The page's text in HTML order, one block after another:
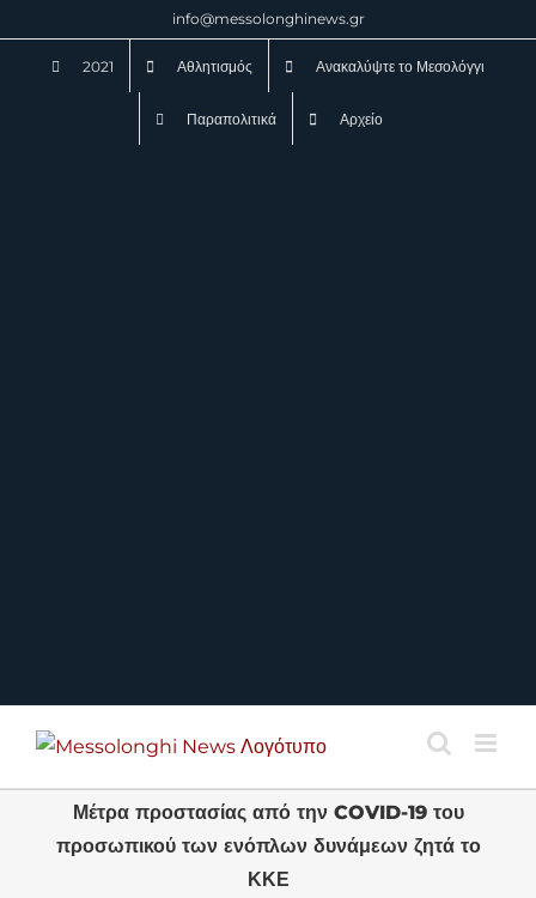
info@messolonghinews.gr
2021 Αθλητισμός Ανακαλύψτε το Μεσολόγγι
Παραπολιτικά Αρχείο
Μέτρα προστασίας από την COVID-19 του
προσωπικού των ενόπλων δυνάμεων ζητά το
ΚΚΕ